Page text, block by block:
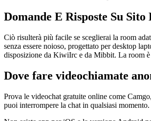
Domande E Risposte Su
Ciò risulterà più facile se sceglierai la room
senza essere noioso, progettato per desktop
disposizione da KiwiIrc e da Mibbit. La room
Dove fare videochiamate
Prova le videochat gratuite online come
puoi interrompere la chat in qualsiasi momento.